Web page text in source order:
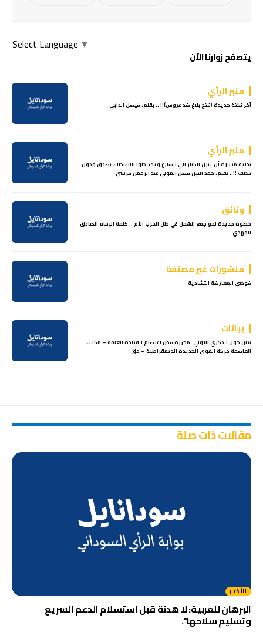
Select Language ▼
يتصفح زوارنا الآن
منبر الرأي
آخر نكتة جديدة (فتح بلاغ ضد عروس)!! .. بقلم: فيصل الدابي
منبر الرأي
بداية مبشرة أن ينزل الكبار الي الشارع ويختلطوا بالبسطاء بصدق ودون
تكلف !!.. بقلم: حمد النيل فضل المولي عبد الرحمن قرشي
وثائق
خطوة جديدة نحو جمع الشمل في ظل الحزب الأم .. كلمة الإمام الصادق
المهدي
منشورات غير مصنفة
فوضى المعارضة التشادية
بيانات
بيان حول الذكري الاولي لمجزرة فض اعتصام القيادة العامة – مكتب
العاصمة حركة القوي الجديدة الديمقراطية – حق
مقالات ذات صلة
الأخبار
البرهان للعربية: لا هدنة قبل استسلام الدعم السريع
وتسليم سلاحها”.